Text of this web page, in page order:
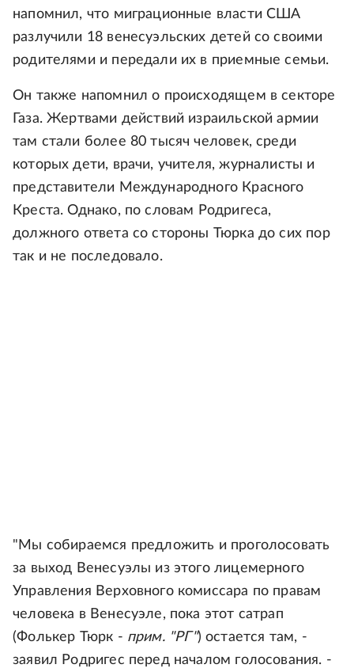
напомнил, что миграционные власти США
разлучили 18 венесуэльских детей со своими
родителями и передали их в приемные семьи.
Он также напомнил о происходящем в секторе
Газа. Жертвами действий израильской армии
там стали более 80 тысяч человек, среди
которых дети, врачи, учителя, журналисты и
представители Международного Красного
Креста. Однако, по словам Родригеса,
должного ответа со стороны Тюрка до сих пор
так и не последовало.
"Мы собираемся предложить и проголосовать
за выход Венесуэлы из этого лицемерного
Управления Верховного комиссара по правам
человека в Венесуэле, пока этот сатрап
(Фолькер Тюрк - прим. "РГ") остается там, -
заявил Родригес перед началом голосования. -